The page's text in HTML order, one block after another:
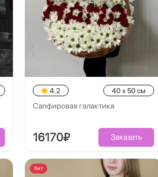
4.2 40 x 50 см
Сапфировая галактика
16170₽ Заказать
Хит